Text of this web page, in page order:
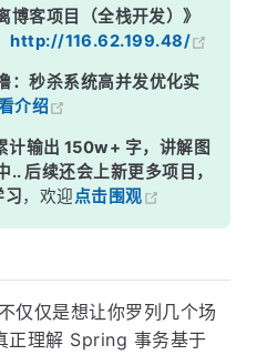
博客项目（全栈开发）》
http://116.62.199.48/
：秒杀系统高并发优化实
介绍
计输出 150w+ 字，讲解图
后续还会上新更多项目，
习，欢迎点击围观
仅仅是想让你罗列几个场
正理解 Spring 事务基于